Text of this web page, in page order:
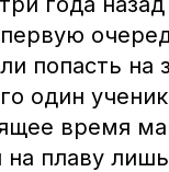
попасть на
один
время
плаву